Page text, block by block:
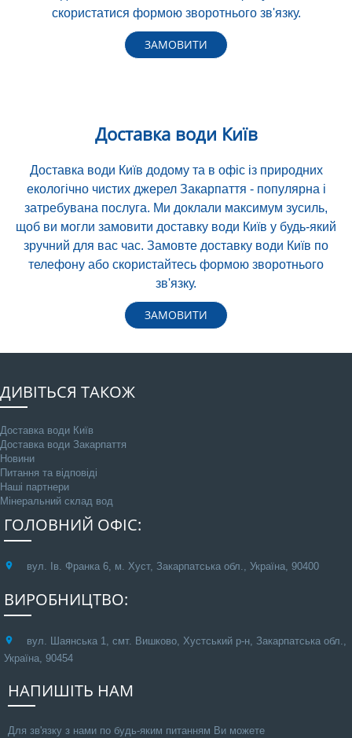
скористатися формою зворотнього зв'язку.
ЗАМОВИТИ
Доставка води Київ
Доставка води Київ додому та в офіс із природних
екологічно чистих джерел Закарпаття - популярна і
затребувана послуга. Ми доклали максимум зусиль,
щоб ви могли замовити доставку води Київ у будь-який
зручний для вас час. Замовте доставку води Київ по
телефону або скористайтесь формою зворотнього
зв'язку.
ЗАМОВИТИ
ДИВІТЬСЯ ТАКОЖ
Доставка води Київ
Доставка води Закарпаття
Новини
Питання та відповіді
Наші партнери
Мінеральний склад вод
ГОЛОВНИЙ ОФІС:
вул. Ів. Франка 6, м. Хуст, Закарпатська обл., Україна, 90400
ВИРОБНИЦТВО:
вул. Шаянська 1, смт. Вишково, Хустський р-н, Закарпатська обл.,
Україна, 90454
НАПИШІТЬ НАМ
Для зв'язку з нами по будь-яким питанням Ви можете